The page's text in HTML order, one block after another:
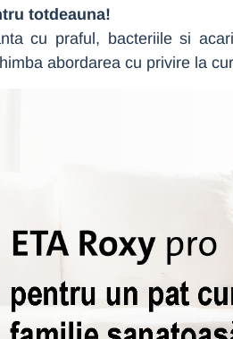
totdeauna!
cu praful, bacteriile si
abordarea cu privire la